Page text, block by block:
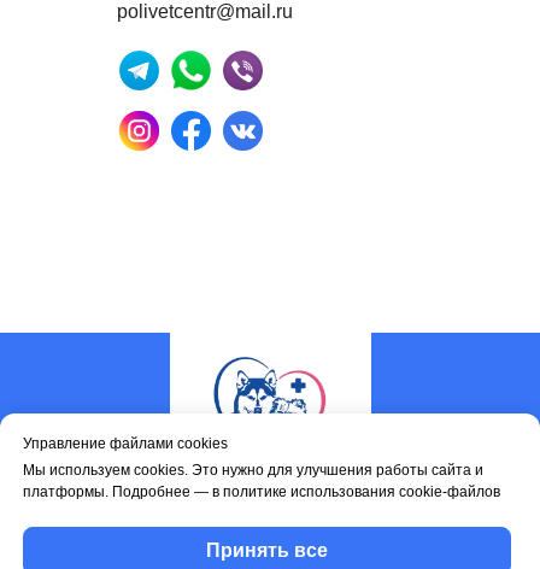
polivetcentr@mail.ru
Услуги Наши врачи
Управление файлами cookies
Мы используем cookies. Это нужно для улучшения работы сайта и
платформы. Подробнее — в политике использования cookie-файлов
Принять все